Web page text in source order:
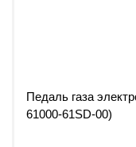
Педаль газа
61000-61SD-00)